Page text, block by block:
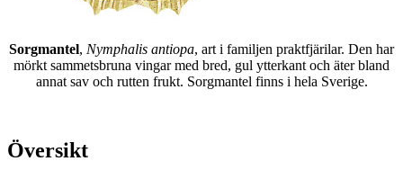
Sorgmantel, Nymphalis antiopa, art i familjen praktfjärilar. Den har
mörkt sammetsbruna vingar med bred, gul ytterkant och äter bland
annat sav och rutten frukt. Sorgmantel finns i hela Sverige.
Översikt